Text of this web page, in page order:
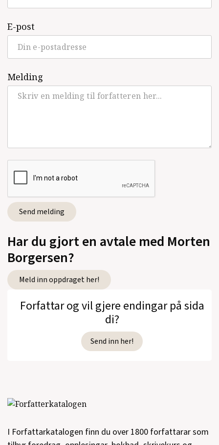
E-post
Melding
Har du gjort en avtale med Morten
Borgersen?
Meld inn oppdraget her!
Forfattar og vil gjere endingar på sida
di?
Send inn her!
I Forfattarkatalogen finn du over 1800 forfattarar som